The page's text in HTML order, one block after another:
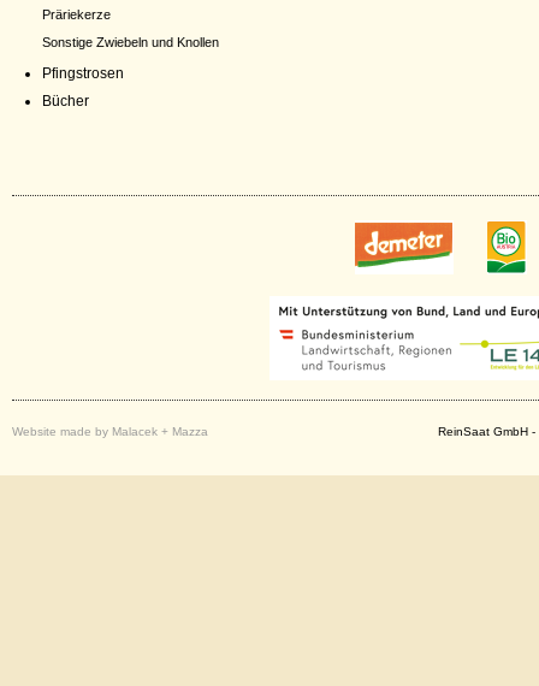
Präriekerze
Sonstige Zwiebeln und Knollen
Pfingstrosen
Bücher
Website made by Malacek + Mazza ReinSaat GmbH